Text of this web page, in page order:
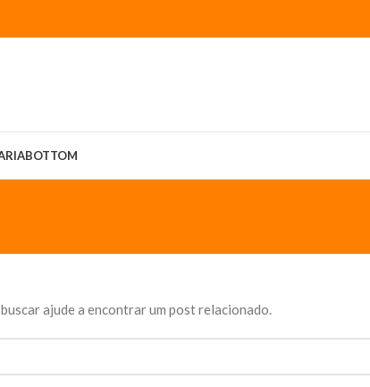
BOTTOM
ajude a encontrar um post relacionado.